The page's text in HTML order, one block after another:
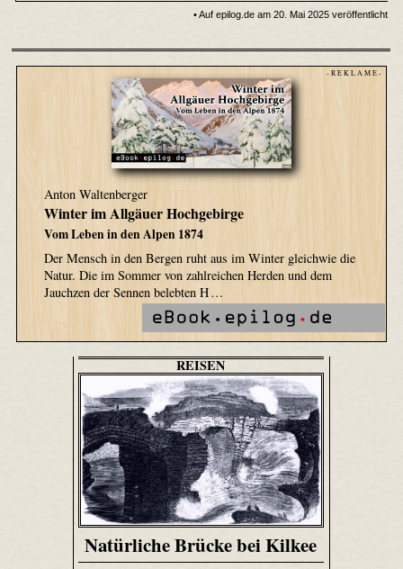
• Auf epilog.de am 20. Mai 2025 veröffentlicht
- R E K L A M E -
Anton Waltenberger
Winter im Allgäuer Hochgebirge
Vom Leben in den Alpen 1874
Der Mensch in den Bergen ruht aus im Winter gleichwie die
Natur. Die im Sommer von zahlreichen Herden und dem
Jauchzen der Sennen belebten H …
REISEN
Natürliche Brücke bei Kilkee